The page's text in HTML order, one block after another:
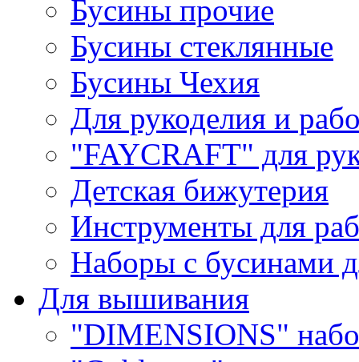
Бусины прочие
Бусины стеклянные
Бусины Чехия
Для рукоделия и
"FAYCRAFT" для
Детская бижутерия
Инструменты для
Наборы с бусинами
Для вышивания
"DIMENSIONS"